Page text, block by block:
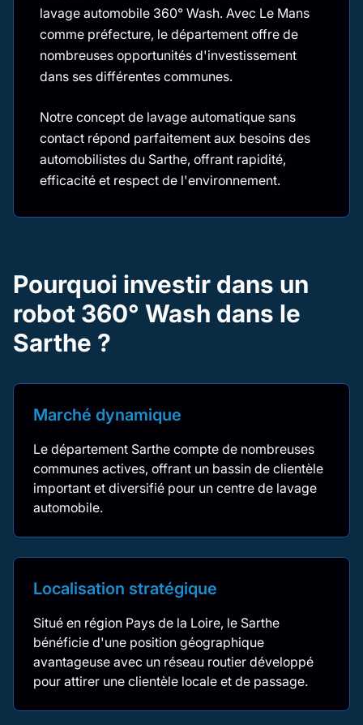
lavage automobile 360° Wash. Avec Le Mans
comme préfecture, le département offre de
nombreuses opportunités d'investissement
dans ses différentes communes.
Notre concept de lavage automatique sans
contact répond parfaitement aux besoins des
automobilistes du Sarthe, offrant rapidité,
efficacité et respect de l'environnement.
Pourquoi investir dans un
robot 360° Wash dans le
Sarthe ?
Marché dynamique
Le département Sarthe compte de nombreuses
communes actives, offrant un bassin de clientèle
important et diversifié pour un centre de lavage
automobile.
Localisation stratégique
Situé en région Pays de la Loire, le Sarthe
bénéficie d'une position géographique
avantageuse avec un réseau routier développé
pour attirer une clientèle locale et de passage.